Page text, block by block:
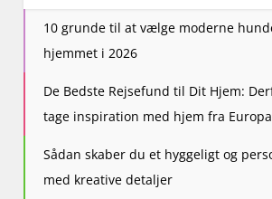
10 grunde til at vælge moderne
hjemmet i 2026
De Bedste Rejsefund til Dit Hjem:
tage inspiration med hjem fra Europa
Sådan skaber du et hyggeligt og
med kreative detaljer